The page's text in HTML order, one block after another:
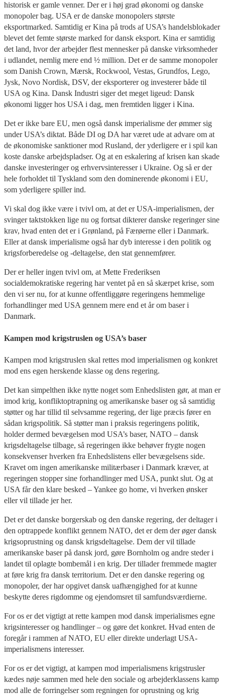
historisk er gamle venner. Der er i høj grad økonomi og danske
monopoler bag. USA er de danske monopolers største
eksportmarked. Samtidig er Kina på trods af USA’s handelsblokader
blevet det femte største marked for dansk eksport. Kina er samtidig
det land, hvor der arbejder flest mennesker på danske virksomheder
i udlandet, nemlig mere end ½ million. Det er de samme monopoler
som Danish Crown, Mærsk, Rockwool, Vestas, Grundfos, Lego,
Jysk, Novo Nordisk, DSV, der eksporterer og investerer både til
USA og Kina. Dansk Industri siger det meget ligeud: Dansk
økonomi ligger hos USA i dag, men fremtiden ligger i Kina.
Det er ikke bare EU, men også dansk imperialisme der ømmer sig
under USA’s diktat. Både DI og DA har været ude at advare om at
de økonomiske sanktioner mod Rusland, der yderligere er i spil kan
koste danske arbejdspladser. Og at en eskalering af krisen kan skade
danske investeringer og erhvervsinteresser i Ukraine. Og så er der
hele forholdet til Tyskland som den dominerende økonomi i EU,
som yderligere spiller ind.
Vi skal dog ikke være i tvivl om, at det er USA-imperialismen, der
svinger taktstokken lige nu og fortsat dikterer danske regeringer sine
krav, hvad enten det er i Grønland, på Færøerne eller i Danmark.
Eller at dansk imperialisme også har dyb interesse i den politik og
krigsforberedelse og -deltagelse, den stat gennemfører.
Der er heller ingen tvivl om, at Mette Frederiksen
socialdemokratiske regering har ventet på en så skærpet krise, som
den vi ser nu, for at kunne offentliggøre regeringens hemmelige
forhandlinger med USA gennem mere end et år om baser i
Danmark.
Kampen mod krigstruslen og USA’s baser
Kampen mod krigstruslen skal rettes mod imperialismen og konkret
mod ens egen herskende klasse og dens regering.
Det kan simpelthen ikke nytte noget som Enhedslisten gør, at man er
imod krig, konfliktoptrapning og amerikanske baser og så samtidig
støtter og har tillid til selvsamme regering, der lige præcis fører en
sådan krigspolitik. Så støtter man i praksis regeringens politik,
holder dermed bevægelsen mod USA’s baser, NATO – dansk
krigsdeltagelse tilbage, så regeringen ikke behøver frygte nogen
konsekvenser hverken fra Enhedslistens eller bevægelsens side.
Kravet om ingen amerikanske militærbaser i Danmark kræver, at
regeringen stopper sine forhandlinger med USA, punkt slut. Og at
USA får den klare besked – Yankee go home, vi hverken ønsker
eller vil tillade jer her.
Det er det danske borgerskab og den danske regering, der deltager i
den optrappede konflikt gennem NATO, det er dem der øger dansk
krigsoprustning og dansk krigsdeltagelse. Dem der vil tillade
amerikanske baser på dansk jord, gøre Bornholm og andre steder i
landet til oplagte bombemål i en krig. Der tillader fremmede magter
at føre krig fra dansk territorium. Det er den danske regering og
monopoler, der har opgivet dansk uafhængighed for at kunne
beskytte deres rigdomme og ejendomsret til samfundsværdierne.
For os er det vigtigt at rette kampen mod dansk imperialismes egne
krigsinteresser og handlinger – og gøre det konkret. Hvad enten de
foregår i rammen af NATO, EU eller direkte underlagt USA-
imperialismens interesser.
For os er det vigtigt, at kampen mod imperialismens krigstrusler
kædes nøje sammen med hele den sociale og arbejderklassens kamp
mod alle de forringelser som regningen for oprustning og krig